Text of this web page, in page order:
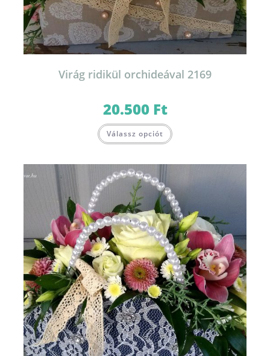
Virág ridikül orchideával 2169
20.500 Ft
Válassz opciót